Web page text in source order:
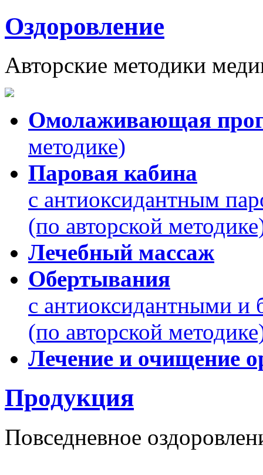
Оздоровление
Авторские методики
Омолаживающая
методике)
Паровая кабина
с антиоксидантным
(по авторской
Лечебный массаж
Обертывания
с антиоксидантными и
(по авторской
Лечение и очищение
Продукция
Повседневное